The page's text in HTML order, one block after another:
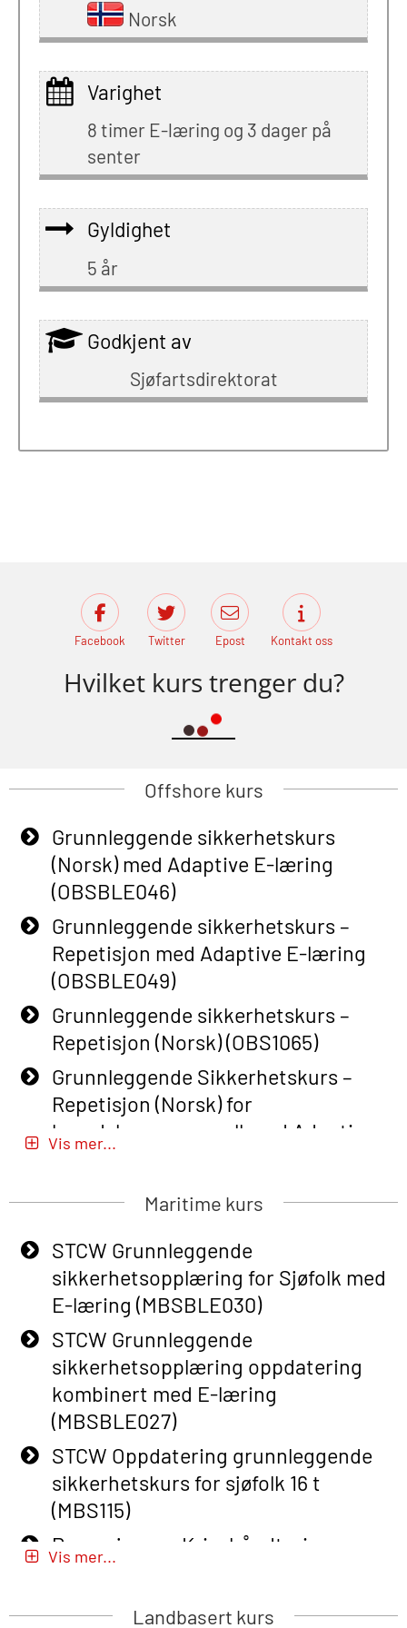
Norsk
Varighet
8 timer E-læring og 3 dager på
senter
Gyldighet
5 år
Godkjent av
Sjøfartsdirektorat
Facebook Twitter Epost Kontakt oss
Hvilket kurs trenger du?
Offshore kurs
Grunnleggende sikkerhetskurs
(Norsk) med Adaptive E-læring
(OBSBLE046)
Grunnleggende sikkerhetskurs –
Repetisjon med Adaptive E-læring
(OBSBLE049)
Grunnleggende sikkerhetskurs –
Repetisjon (Norsk) (OBS1065)
Grunnleggende Sikkerhetskurs –
Repetisjon (Norsk) for
beredskapspersonell med Adaptive
E-læring (OBSBLE051)
Basic Safety Training (English) – with
Adaptive E-learning (OBSBLE047)
Basic Safety Training – Refresher
Course (English) with E-learning
(OBSBLE048)
Basic Safety Training – Refresher
Course (English) (OBS1063)
Basic Safety Training – Refresher
Course (English) for emergency
response personnel with Adaptive E-
learning (OBSBLE050)
Helikopterevakuering inkl pustelunge
med adaptive e-læring (OSEBLE018)
Airpocket with E-learning (English)
Vis mer...
Maritime kurs
STCW Grunnleggende
sikkerhetsopplæring for Sjøfolk med
E-læring (MBSBLE030)
STCW Grunnleggende
sikkerhetsopplæring oppdatering
kombinert med E-læring
(MBSBLE027)
STCW Oppdatering grunnleggende
sikkerhetskurs for sjøfolk 16 t
(MBS115)
Passasjer- og Krisehåndtering
(MBSBLE020)
Passasjer- og Krisehåndtering
Vis mer...
Landbasert kurs